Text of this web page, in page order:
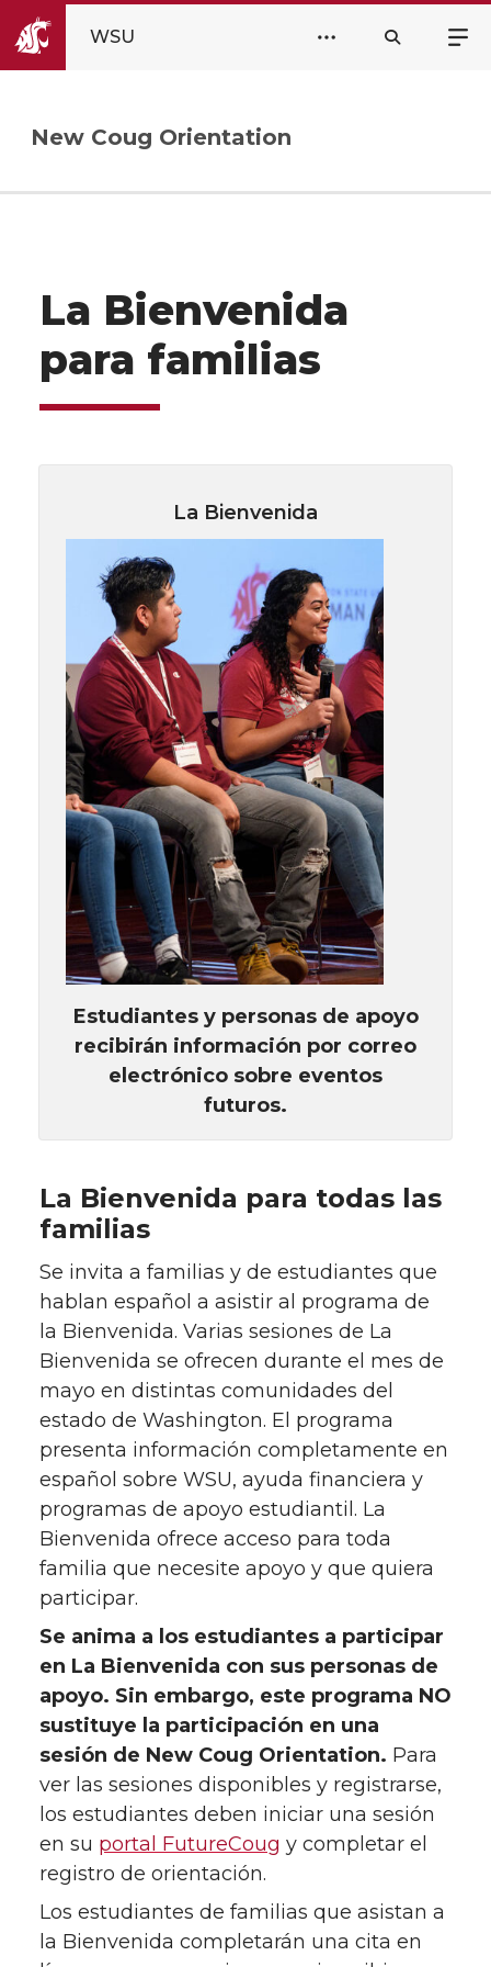
WSU
New Coug Orientation
La Bienvenida
para familias
La Bienvenida
Estudiantes y personas de apoyo
recibirán información por correo
electrónico sobre eventos
futuros.
La Bienvenida para todas las
familias
Se invita a familias y de estudiantes que
hablan español a asistir al programa de
la Bienvenida. Varias sesiones de La
Bienvenida se ofrecen durante el mes de
mayo en distintas comunidades del
estado de Washington. El programa
presenta información completamente en
español sobre WSU, ayuda financiera y
programas de apoyo estudiantil. La
Bienvenida ofrece acceso para toda
familia que necesite apoyo y que quiera
participar.
Se anima a los estudiantes a participar
en La Bienvenida con sus personas de
apoyo. Sin embargo, este programa NO
sustituye la participación en una
sesión de New Coug Orientation. Para
ver las sesiones disponibles y registrarse,
los estudiantes deben iniciar una sesión
en su portal FutureCoug y completar el
registro de orientación.
Los estudiantes de familias que asistan a
la Bienvenida completarán una cita en